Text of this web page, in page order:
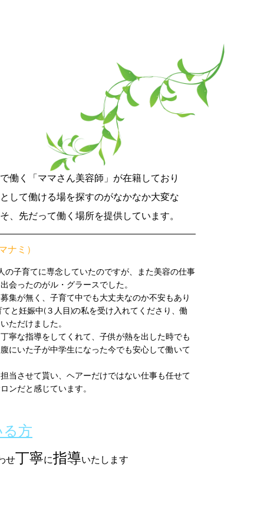
働く「ママさん美容師」が在籍しており
して働ける場を探すのがなかなか大変な
、先だって働く場所を提供しています。
ミ）
の子育てに専念していたのですが、また美容の仕事
会ったのがル・グラースでした。
集が無く、子育て中でも大丈夫なのか不安もあり
と妊娠中(３人目)の私を受け入れてくださり、働
ただけました。
寧な指導をしてくれて、子供が熱を出した時でも
にいた子が中学生になった今でも安心して働いて
当させて貰い、ヘアーだけではない仕事も任せて
ンだと感じています。
方
せ丁寧に指導いたします